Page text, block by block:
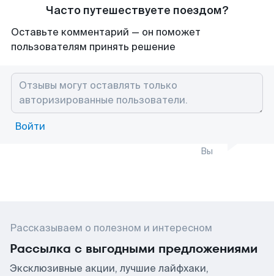
Часто путешествуете поездом?
Оставьте комментарий — он поможет
пользователям принять решение
Войти
Вы
Рассказываем о полезном и интересном
Рассылка с выгодными предложениями
Эксклюзивные акции, лучшие лайфхаки,